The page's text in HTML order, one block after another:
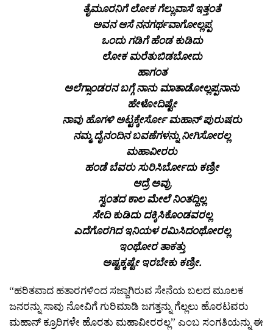
ತೈಮೂರನಿಗೆ ಲೋಕ ಗೆಲ್ಲುವಾಸೆ ಇತ್ತಂತೆ
ಅವನ ಆಸೆ ನನಗರ್ಥವಾಗೋಲ್ಲಪ್ಪ
ಒಂದು ಗಡಿಗೆ ಹೆಂಡ ಕುಡಿದು
ಲೋಕ ಮರೆತುಬಿಡಬೋದು
ಹಾಗಂತ
ಅಲೆಗ್ಸಾಂಡರನ ಬಗ್ಗೆ ನಾನು ಮಾತಾಡೋಲ್ಲಪ್ಪನಾನು
ಹೇಳೋದಿಷ್ಟೇ
ನಾವು ಹೊಗಳಿ ಅಟ್ಟಕ್ಕೇರ್ಸೋ ಮಹಾನ್ ಪುರುಷರು
ನಮ್ಮ ದೈನಂದಿನ ಬವಣೆಗಳನ್ನು ನೀಗಿಸೋರಲ್ಲ
ಮಹಾವೀರರು
ಹಂಡೆ ಬೆವರು ಸುರಿಸಿರ್ಬೋದು ಕಣ್ರೀ
ಆದ್ರೆ ಅವ್ರು
ಸ್ವಂತದ ಕಾಲ ಮೇಲೆ ನಿಂತದ್ದಿಲ್ಲ
ಸೇದಿ ಕುಡಿದು ದಕ್ಕಿಸಿಕೊಂಡವರಲ್ಲ
ಎದೆಗೊರಗಿದ ಇನಿಯಳ ರಮಿಸಿದಂಥೋರಲ್ಲ
ಇಂಥೋರ ತಾಕತ್ತು
ಅಷ್ಟಕ್ಕಷ್ಟೇ ಇರಬೇಕು ಕಣ್ರೀ.
“ಹರಿತವಾದ ಹತಾರಗಳಿಂದ ಸಜ್ಜಾಗಿರುವ ಸೇನೆಯ ಬಲದ ಮೂಲಕ
ಜನರನ್ನು ಸಾವು ನೋವಿಗೆ ಗುರಿಮಾಡಿ ಜಗತ್ತನ್ನು ಗೆಲ್ಲಲು ಹೊರಟವರು
ಮಹಾನ್ ಕ್ರೂರಿಗಳೇ ಹೊರತು ಮಹಾವೀರರಲ್ಲ” ಎಂಬ ಸಂಗತಿಯನ್ನು ಈ